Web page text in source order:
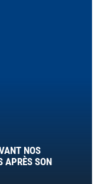
NOS
APRÈS SON